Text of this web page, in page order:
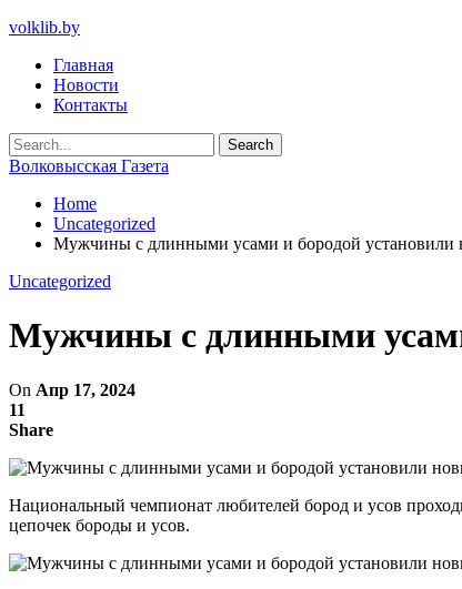
volklib.by
Главная
Новости
Контакты
Волковысская Газета
Home
Uncategorized
Мужчины с длинными усами и бородой установили
Uncategorized
Мужчины с длинными
On Апр 17, 2024
11
Share
Национальный чемпионат любителей бород и усов
цепочек бороды и усов.